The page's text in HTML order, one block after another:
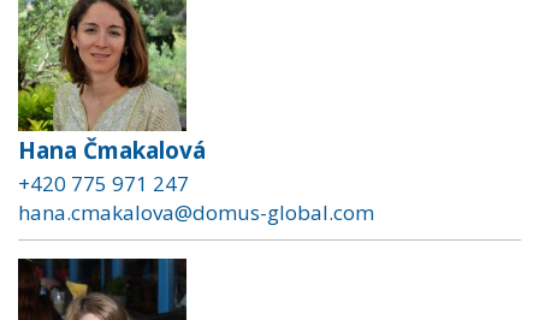
Hana Čmakalová
+420 775 971 247
hana.cmakalova@domus-global.com